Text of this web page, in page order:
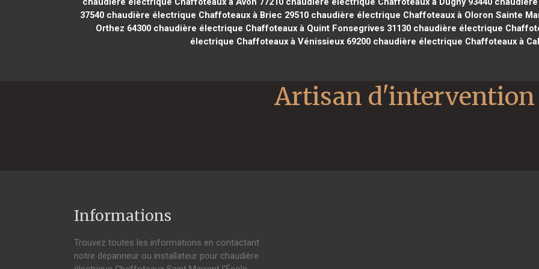
37540chaudière électrique Chaffoteaux à Briec 29510chaudière électrique Chaffoteaux à Oloron Sainte
Orthez 64300 chaudière électrique Chaffoteaux à Quint Fonsegrives 31130 chaudière électrique
électrique Chaffoteaux à Vénissieux 69200chaudière électrique Chaffoteaux à
Informations
Trouvez toutes les informations en contactant
notre dépanneur ou installateur pour chaudière
Artisan d'intervention